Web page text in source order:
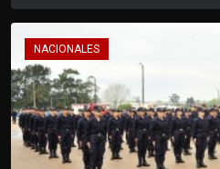
NACIONALES